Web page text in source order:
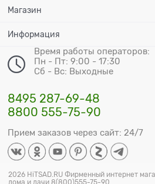
Магазин
Информация
Время работы операторов:
Пн - Пт: 9:00 - 17:30
Сб - Вс: Выходные
8495 287-69-48
8800 555-75-90
Прием заказов через сайт: 24/7
2026 HiTSAD.RU Фирменный интернет
дома и дачи 8(800)555-75-90